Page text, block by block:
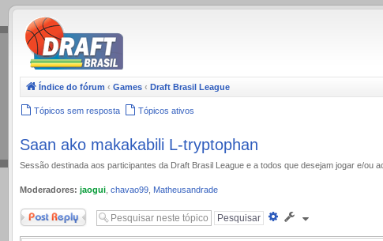
.
Índice do fórum ‹ Games ‹ Draft Brasil League
Tópicos sem resposta Tópicos ativos
Saan ako makakabili L-tryptophan
Sessão destinada aos participantes da Draft Brasil League e a todos que desejam jogar e/ou
Moderadores: jaogui chavao99 Matheusandrade
Responder
Pesquisa